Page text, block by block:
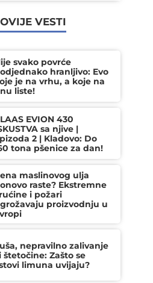
VESTI
svako povrće
hranljivo: Evo
je na vrhu, a koje na
liste!
EVION 430
sa njive |
2 | Kladovo: Do
tona pšenice za dan!
maslinovog ulja
raste? Ekstremne
i požari
proizvodnju u
nepravilno zalivanje
štetočine: Zašto se
limuna uvijaju?